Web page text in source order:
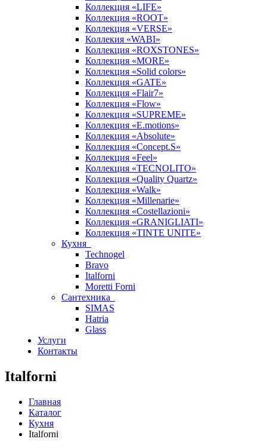
Коллекция «LIFE»
Коллекция «ROOT»
Коллекция «VERSE»
Коллекия «WABI»
Коллекция «ROXSTONES»
Коллекция «MORE»
Коллекция «Solid colors»
Коллекция «GATE»
Коллекция «Flair7»
Коллекция «Flow»
Коллекция «SUPREME»
Коллекция «E.motions»
Коллекция «Absolute»
Коллекция «Concept.S»
Коллекция «Feel»
Коллекция «TECNOLITO»
Коллекция «Quality Quartz»
Коллекция «Walk»
Коллекция «Millenarie»
Коллекция «Costellazioni»
Коллекция «GRANIGLIATI»
Коллекция «TINTE UNITE»
Кухня
Technogel
Bravo
Italforni
Moretti Forni
Сантехника
SIMAS
Hatria
Glass
Услуги
Контакты
Italforni
Главная
Каталог
Кухня
Italforni